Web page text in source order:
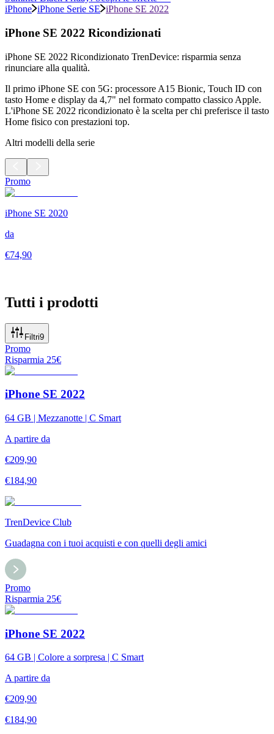
iPhone iPhone Serie SE iPhone SE 2022
iPhone SE 2022 Ricondizionati
iPhone SE 2022 Ricondizionato TrenDevice: risparmia senza
rinunciare alla qualità.
Il primo iPhone SE con 5G: processore A15 Bionic, Touch ID con
tasto Home e display da 4,7" nel formato compatto classico Apple.
L'iPhone SE 2022 ricondizionato è la scelta per chi preferisce il tasto
Home fisico con prestazioni top.
Altri modelli della serie
Promo
iPhone SE 2020
da
€74,90
Tutti i prodotti
Filtri9
Promo
Risparmia 25€
iPhone SE 2022
64 GB | Mezzanotte | C Smart
A partire da
€209,90
€184,90
TrenDevice Club
Guadagna con i tuoi acquisti e con quelli degli amici
Promo
Risparmia 25€
iPhone SE 2022
64 GB | Colore a sorpresa | C Smart
A partire da
€209,90
€184,90